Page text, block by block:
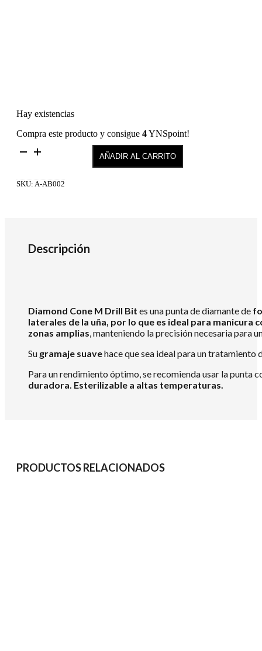
Hay existencias
Compra este producto y consigue 4YNSpoint!
DIAMOND
DRILL
AÑADIR AL CARRITO
SKU: A-AB002
Descripción
Diamond Cone M Drill Bit es una punta de diamante de
laterales de la uña, por lo que es ideal para manicura
zonas amplias, manteniendo la precisión necesaria para
Su gramaje suavehace que sea ideal para un tratamiento
Para un rendimiento óptimo, se recomienda usar la punta
duradora. Esterilizable a altas temperaturas.
PRODUCTOS RELACIONADOS